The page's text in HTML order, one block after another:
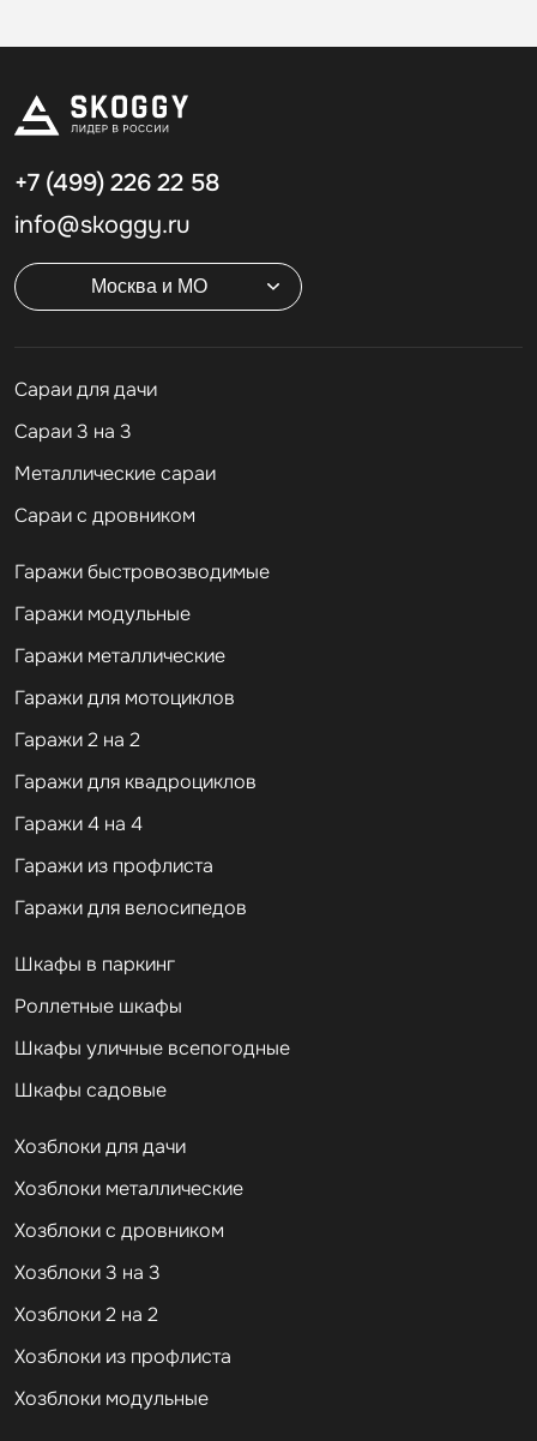
+7 (499) 226 22 58
info@skoggy.ru
Москва и МО
Cараи для дачи
Сараи 3 на 3
Металлические сараи
Сараи с дровником
Гаражи быстровозводимые
Гаражи модульные
Гаражи металлические
Гаражи для мотоциклов
Гаражи 2 на 2
Гаражи для квадроциклов
Гаражи 4 на 4
Гаражи из профлиста
Гаражи для велосипедов
Шкафы в паркинг
Роллетные шкафы
Шкафы уличные всепогодные
Шкафы садовые
Хозблоки для дачи
Хозблоки металлические
Хозблоки с дровником
Хозблоки 3 на 3
Хозблоки 2 на 2
Хозблоки из профлиста
Хозблоки модульные